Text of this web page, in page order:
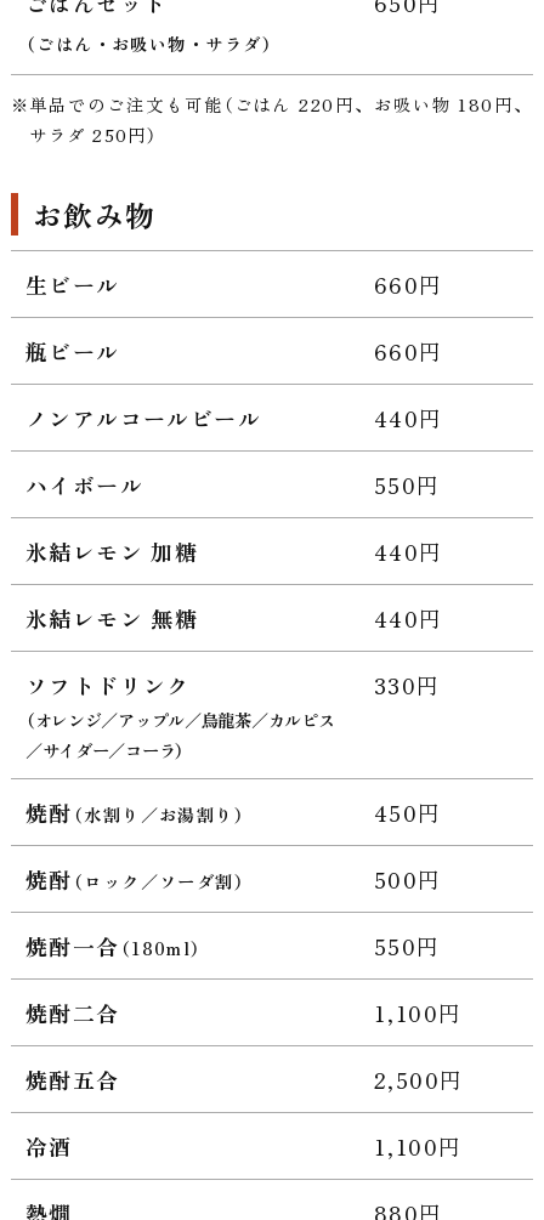
（ごはん・お吸い物・サラダ）
単品でのご注文も可能（ごはん 220円、お吸い物 180円、
サラダ 250円）
お飲み物
生ビール 660円
瓶ビール 660円
ノンアルコールビール 440円
ハイボール 550円
氷結レモン 加糖 440円
氷結レモン 無糖 440円
ソフトドリンク
（オレンジ／アップル／烏龍茶／カルピス
／サイダー／コーラ）
330円
焼酎 （水割り／お湯割り） 450円
焼酎 （ロック／ソーダ割） 500円
焼酎一合 （180ml） 550円
焼酎二合 1,100円
焼酎五合 2,500円
冷酒 1,100円
熱燗 880円